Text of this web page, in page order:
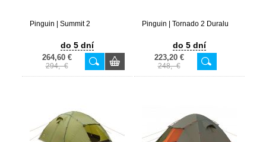
Pinguin | Summit 2
do 5 dní
264,60 €
294,- €
Pinguin | Tornado 2 Duralu
do 5 dní
223,20 €
248,- €